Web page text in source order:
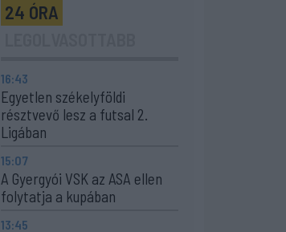
24 ÓRA
16:43
Egyetlen székelyföldi
résztvevő lesz a futsal 2.
Ligában
15:07
A Gyergyói VSK az ASA ellen
folytatja a kupában
13:45